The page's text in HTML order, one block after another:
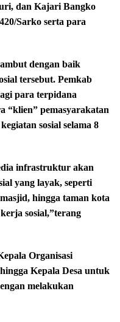
dan Kajari Bangko
Sarko serta para
dengan baik
tersebut. Pemkab
para terpidana
“klien” pemasyarakatan
sosial selama 8
infrastruktur akan
yang layak, seperti
hingga taman kota
sosial,”terang
Organisasi
Kepala Desa untuk
melakukan